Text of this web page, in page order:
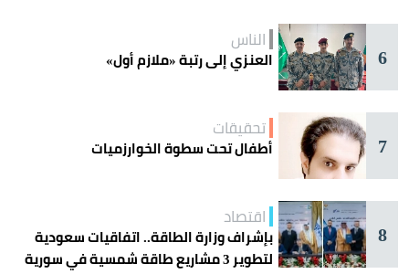
6
الناس
العنزي إلى رتبة «ملازم أول»
7
تحقيقات
أطفال تحت سطوة الخوارزميات
8
اقتصاد
بإشراف وزارة الطاقة.. اتفاقيات سعودية
لتطوير 3 مشاريع طاقة شمسية في سورية